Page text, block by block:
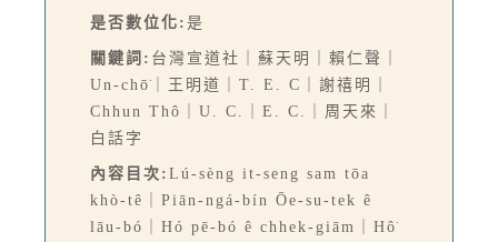
是否數位化: 是
關鍵詞: 台灣宣道社｜蘇天明｜賴仁聲｜
Un-chō͘｜王明道｜T. E. C｜謝禧明｜
Chhun Thô｜U. C.｜E. C.｜周天來｜
白話字
內容目次: Lú-sèng it-seng sam tōa
khò-tê｜Piān-ngá-bín Ōe-su-tek ê
lāu-bó｜Hó pē-bó ê chhek-giām｜Hô͘